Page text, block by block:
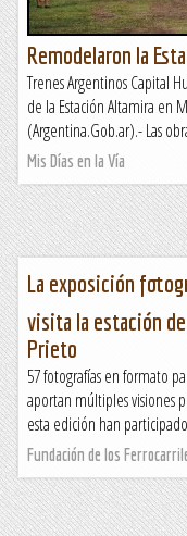
Remodelaron la
Trenes Argentinos Capital
de la Estación Altamira en
(Argentina.Gob.ar).- Las
Mis Días en la Vía
La exposición
visita la estación
Prieto
57 fotografías en formato
aportan múltiples visiones
esta edición han
Fundación de los